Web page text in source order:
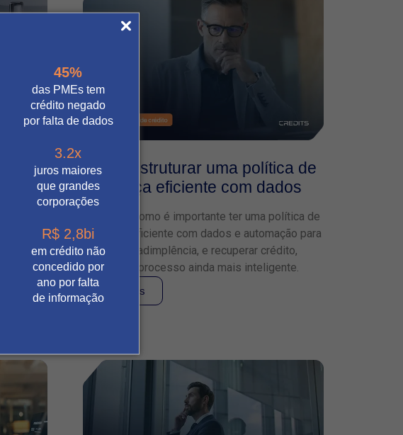
45%
das PMEs tem
crédito negado
por falta de dados
3.2x
juros maiores
que grandes
corporações
R$ 2,8bi
em crédito não
concedido por
ano por falta
de informação
e a
Como estruturar uma política de
cobrança eficiente com dados
Descubra como é importante ter uma política de
cobrança eficiente com dados e automação para
reduzir a inadimplência, e recuperar crédito,
tornando o processo ainda mais inteligente.
Leia mais